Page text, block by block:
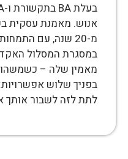
אנוש. מאמנת עסקית
מ-20 שנה, עם
במסגרת המסלול
מאמין שלה – כשמשהו
בפניך שלוש
לתת לזה לשבור אותך